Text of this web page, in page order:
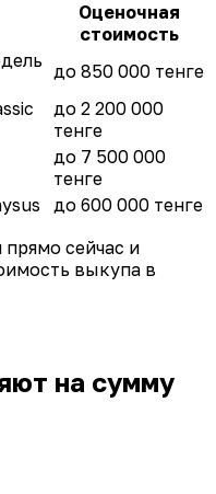
Оценочная
стоимость
до 850 000 тенге
до 2 200 000
тенге
до 7 500 000
тенге
до 600 000 тенге
сейчас и
выкупа в
на сумму